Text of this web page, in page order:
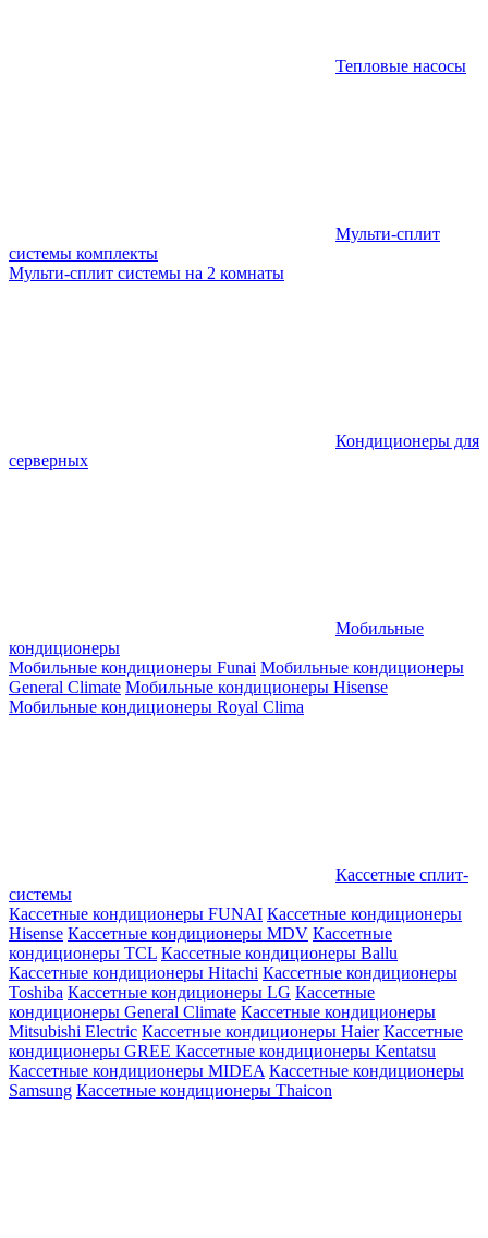
Тепловые насосы
Мульти-сплит
системы комплекты
Мульти-сплит системы на 2 комнаты
Кондиционеры для
серверных
Мобильные
кондиционеры
Мобильные кондиционеры Funai Мобильные кондиционеры
General Climate Мобильные кондиционеры Hisense
Мобильные кондиционеры Royal Clima
Кассетные сплит-
системы
Кассетные кондиционеры FUNAI Кассетные кондиционеры
Hisense Кассетные кондиционеры MDV Кассетные
кондиционеры TCL Кассетные кондиционеры Ballu
Кассетные кондиционеры Hitachi Кассетные кондиционеры
Toshiba Кассетные кондиционеры LG Кассетные
кондиционеры General Climate Кассетные кондиционеры
Mitsubishi Electric Кассетные кондиционеры Haier Кассетные
кондиционеры GREE Кассетные кондиционеры Kentatsu
Кассетные кондиционеры MIDEA Кассетные кондиционеры
Samsung Кассетные кондиционеры Thaicon